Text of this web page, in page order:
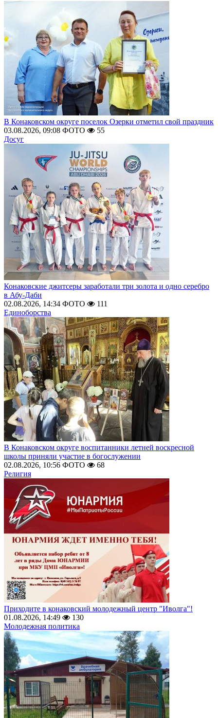
В Конаковском округе поселок Озерки отметил свой праздник
03.08.2026, 09:08 ФОТО
55
Досуг
Конаковские джитсеры заработали три золота и одно серебро
в Абу-Даби
02.08.2026, 14:34 ФОТО
111
Единоборства
В Конаковском округе воспитанники летней воскресной
школы приняли участие в богослужении
02.08.2026, 10:56 ФОТО
68
Религия
Приходите в конаковский молодежный центр "Иволга"!
01.08.2026, 14:49
130
Молодежная политика